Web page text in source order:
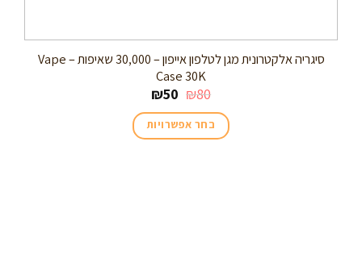
סיגריה אלקטרונית מגן לטלפון אייפון – 30,000 שאיפות – Vape
Case 30K
₪80
₪50
בחר אפשרויות